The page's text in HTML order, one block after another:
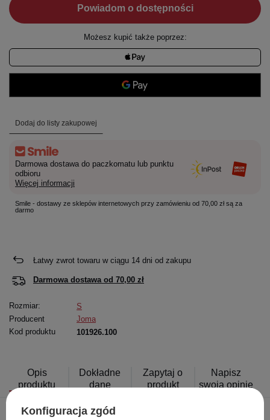
Powiadom o dostępności
Możesz kupić także poprzez:
Dodaj do listy zakupowej
Darmowa dostawa do paczkomatu lub punktu
odbioru
Więcej informacji
Smile - dostawy ze sklepów internetowych przy zamówieniu od 70,00 zł są za
darmo
Łatwy zwrot towaru w ciągu 14 dni od zakupu
Darmowa dostawa od 70,00 zł
Rozmiar:
S
Producent
Joma
Kod produktu
101926.100
Opis
produktu
Dokładne
dane
Zapytaj o
produkt
Napisz
swoją opinię
Konfiguracja zgód